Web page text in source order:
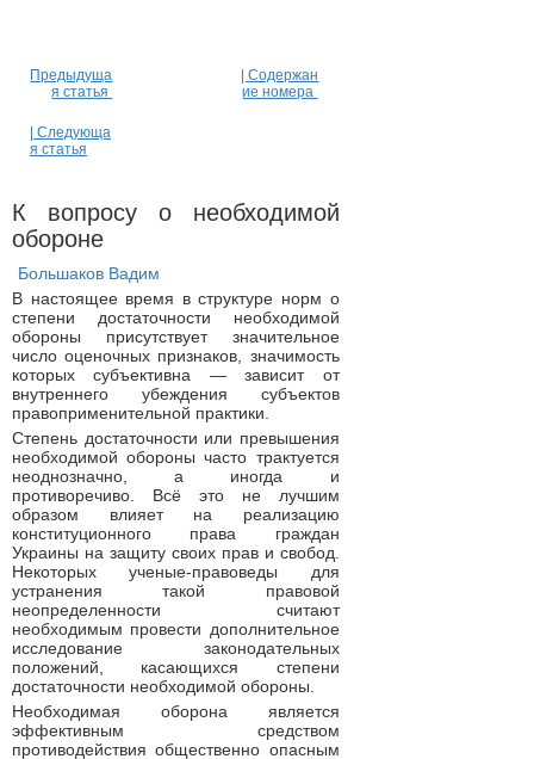
Предыдуща
я статья
| Содержан
ие номера
| Следующа
я статья
К вопросу о необходимой
обороне
Большаков Вадим
В настоящее время в структуре норм о
степени достаточности необходимой
обороны присутствует значительное
число оценочных признаков, значимость
которых субъективна — зависит от
внутреннего убеждения субъектов
правоприменительной практики.
Степень достаточности или превышения
необходимой обороны часто трактуется
неоднозначно, а иногда и
противоречиво. Всё это не лучшим
образом влияет на реализацию
конституционного права граждан
Украины на защиту своих прав и свобод.
Некоторых ученые-правоведы для
устранения такой правовой
неопределенности считают
необходимым провести дополнительное
исследование законодательных
положений, касающихся степени
достаточности необходимой обороны.
Необходимая оборона является
эффективным средством
противодействия общественно опасным